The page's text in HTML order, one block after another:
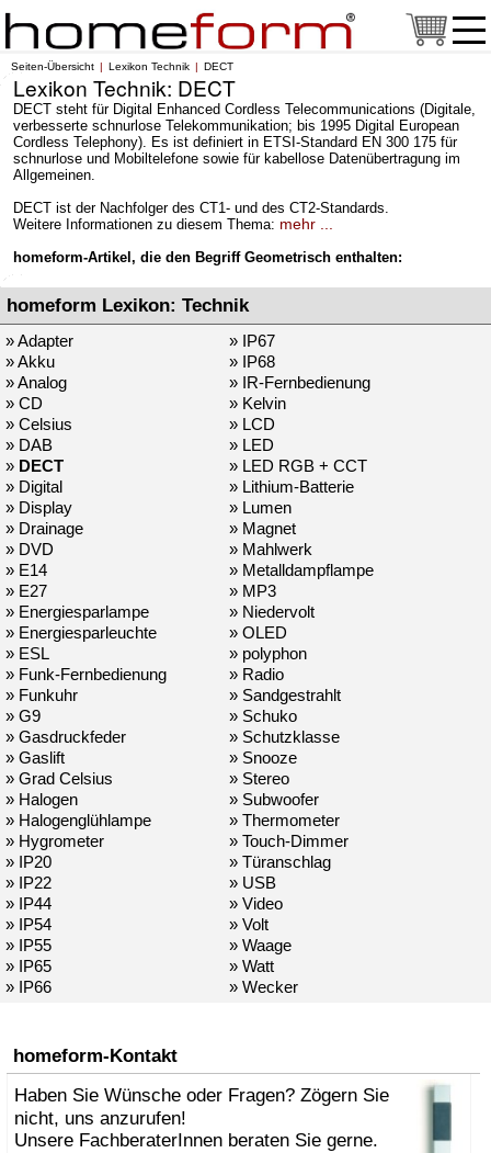
Seiten-Übersicht Lexikon Technik DECT
Lexikon Technik: DECT
DECT steht für Digital Enhanced Cordless Telecommunications (Digitale,
verbesserte schnurlose Telekommunikation; bis 1995 Digital European
Cordless Telephony). Es ist definiert in ETSI-Standard EN 300 175 für
schnurlose und Mobiltelefone sowie für kabellose Datenübertragung im
Allgemeinen.
DECT ist der Nachfolger des CT1- und des CT2-Standards.
Weitere Informationen zu diesem Thema: mehr ...
homeform-Artikel, die den Begriff Geometrisch enthalten:
homeform Lexikon: Technik
» Adapter
» Akku
» Analog
» CD
» Celsius
» DAB
» DECT
» Digital
» Display
» Drainage
» DVD
» E14
» E27
» Energiesparlampe
» Energiesparleuchte
» ESL
» Funk-Fernbedienung
» Funkuhr
» G9
» Gasdruckfeder
» Gaslift
» Grad Celsius
» Halogen
» Halogenglühlampe
» Hygrometer
» IP20
» IP22
» IP44
» IP54
» IP55
» IP65
» IP66
» IP67
» IP68
» IR-Fernbedienung
» Kelvin
» LCD
» LED
» LED RGB + CCT
» Lithium-Batterie
» Lumen
» Magnet
» Mahlwerk
» Metalldampflampe
» MP3
» Niedervolt
» OLED
» polyphon
» Radio
» Sandgestrahlt
» Schuko
» Schutzklasse
» Snooze
» Stereo
» Subwoofer
» Thermometer
» Touch-Dimmer
» Türanschlag
» USB
» Video
» Volt
» Waage
» Watt
» Wecker
homeform-Kontakt
Haben Sie Wünsche oder Fragen? Zögern Sie
nicht, uns anzurufen!
Unsere FachberaterInnen beraten Sie gerne.